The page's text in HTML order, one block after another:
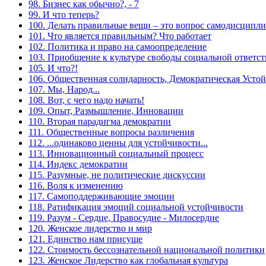
98. Бизнес как обычно?, - 7
99. И что теперь?
100. Делать правильные вещи – это вопрос
101. Что является правильным? Что работает
102. Политика и право на самоопределение
103. Приобщение к культуре свободы социальной
105. И что?!
106. Общественная солидарность, Демократическая
107. Мы, Народ...
108. Вот, с чего надо начать!
109. Опыт, Размышление, Инновации
110. Вторая парадигма демократии
111. Общественные вопросы различения
112. ...одинаково ценны для устойчивости...
113. Инновационный социальный процесс
114. Индекс демократии
115. Разумные, не политические дискуссии
116. Воля к изменению
117. Самоподдерживающие эмоции
118. Ратификация эмоций социальной устойчивости
119. Разум - Сердце, Правосудие - Милосердие
120. Женское лидерство и мир
121. Единство нам присуще
122. Стоимость бессознательной национальной политики
123. Женское Лидерство как глобальная культура